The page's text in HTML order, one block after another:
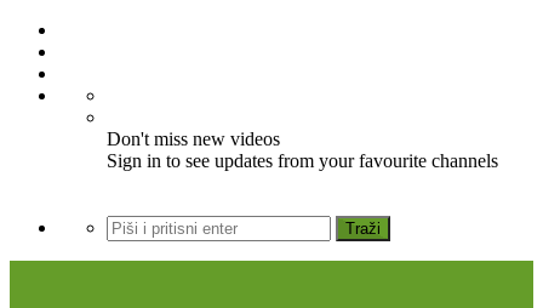
Don't miss new videos
Sign in to see updates from your favourite channels